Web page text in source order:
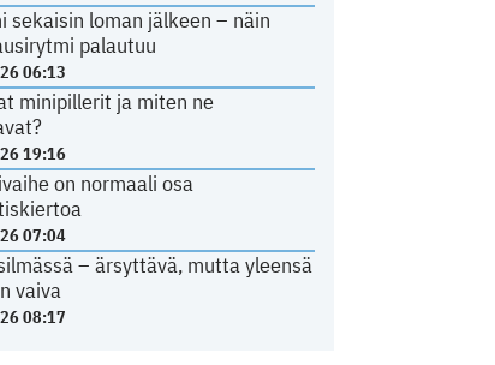
sekaisin loman jälkeen – näin
palautuu
06:13
minipillerit ja miten ne
19:16
on normaali osa
07:04
– ärsyttävä, mutta yleensä
vaiva
08:17